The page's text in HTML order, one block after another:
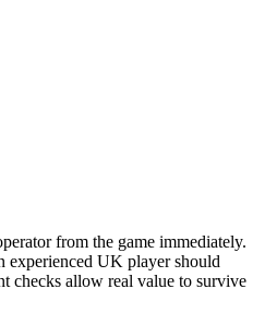
from the game immediately.
experienced UK player should
checks allow real value to survive